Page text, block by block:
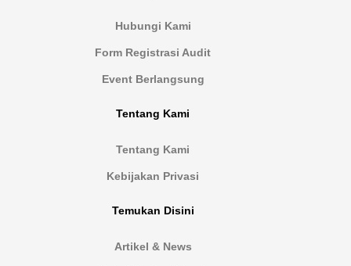
Hubungi Kami
Form Registrasi Audit
Event Berlangsung
Tentang Kami
Tentang Kami
Kebijakan Privasi
Temukan Disini
Artikel & News